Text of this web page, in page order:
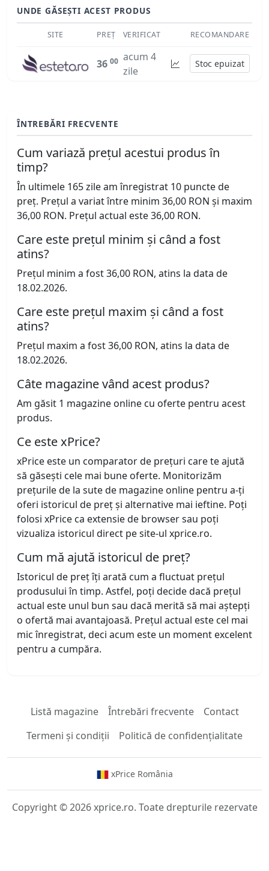
UNDE GĂSEȘTI ACEST PRODUS
SITE PREȚ VERIFICAT RECOMANDARE
36 00 acum 4
zile
Stoc epuizat
ÎNTREBĂRI FRECVENTE
Cum variază prețul acestui produs în
timp?
În ultimele 165 zile am înregistrat 10 puncte de
preț. Prețul a variat între minim 36,00 RON și maxim
36,00 RON. Prețul actual este 36,00 RON.
Care este prețul minim și când a fost
atins?
Prețul minim a fost 36,00 RON, atins la data de
18.02.2026.
Care este prețul maxim și când a fost
atins?
Prețul maxim a fost 36,00 RON, atins la data de
18.02.2026.
Câte magazine vând acest produs?
Am găsit 1 magazine online cu oferte pentru acest
produs.
Ce este xPrice?
xPrice este un comparator de prețuri care te ajută
să găsești cele mai bune oferte. Monitorizăm
prețurile de la sute de magazine online pentru a-ți
oferi istoricul de preț și alternative mai ieftine. Poți
folosi xPrice ca extensie de browser sau poți
vizualiza istoricul direct pe site-ul xprice.ro.
Cum mă ajută istoricul de preț?
Istoricul de preț îți arată cum a fluctuat prețul
produsului în timp. Astfel, poți decide dacă prețul
actual este unul bun sau dacă merită să mai aștepți
o ofertă mai avantajoasă. Prețul actual este cel mai
mic înregistrat, deci acum este un moment excelent
pentru a cumpăra.
Listă magazine Întrebări frecvente
Contact
Termeni și condiții
Politică de confidențialitate
xPrice România
Copyright © 2026 xprice.ro. Toate drepturile rezervate